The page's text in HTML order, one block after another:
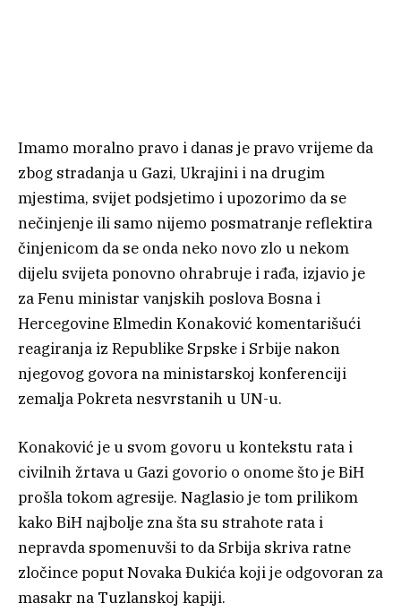
Imamo moralno pravo i danas je pravo vrijeme da
zbog stradanja u Gazi, Ukrajini i na drugim
mjestima, svijet podsjetimo i upozorimo da se
nečinjenje ili samo nijemo posmatranje reflektira
činjenicom da se onda neko novo zlo u nekom
dijelu svijeta ponovno ohrabruje i rađa, izjavio je
za Fenu ministar vanjskih poslova Bosna i
Hercegovine Elmedin Konaković komentarišući
reagiranja iz Republike Srpske i Srbije nakon
njegovog govora na ministarskoj konferenciji
zemalja Pokreta nesvrstanih u UN-u.
Konaković je u svom govoru u kontekstu rata i
civilnih žrtava u Gazi govorio o onome što je BiH
prošla tokom agresije. Naglasio je tom prilikom
kako BiH najbolje zna šta su strahote rata i
nepravda spomenuvši to da Srbija skriva ratne
zločince poput Novaka Đukića koji je odgovoran za
masakr na Tuzlanskoj kapiji.